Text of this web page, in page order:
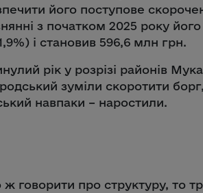
його поступове
з початком 2025 року
і становив 596,6 млн грн.
рік у розрізі районів
зуміли скоротити
навпаки – наростили.
говорити про структуру, то